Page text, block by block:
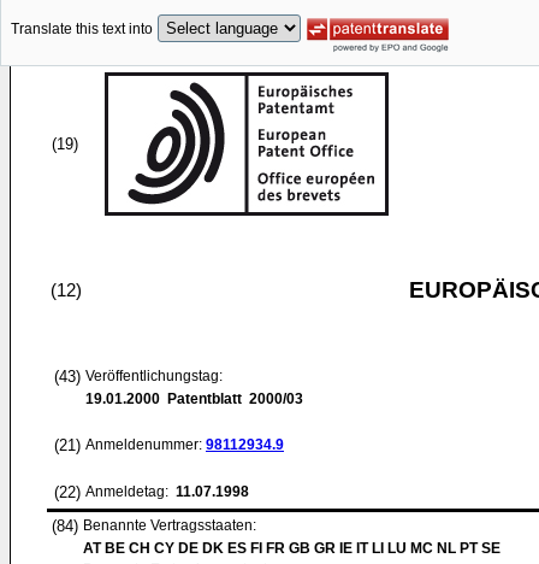
Translate this text into
(19)
(12)
(43) Veröffentlichungstag:
19.01.2000 Patentblatt 2000/03
(21) Anmeldenummer: 98112934.9
(22) Anmeldetag: 11.07.1998
(84) Benannte Vertragsstaaten:
AT BE CH CY DE DK ES FI FR GB GR IE IT LI LU MC NL PT SE